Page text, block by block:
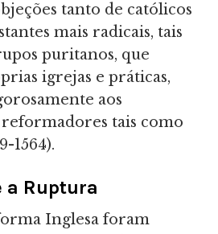
tanto de católicos
mais radicais, tais
puritanos, que
igrejas e práticas,
aos
tais como
1564).
a Ruptura
Inglesa foram